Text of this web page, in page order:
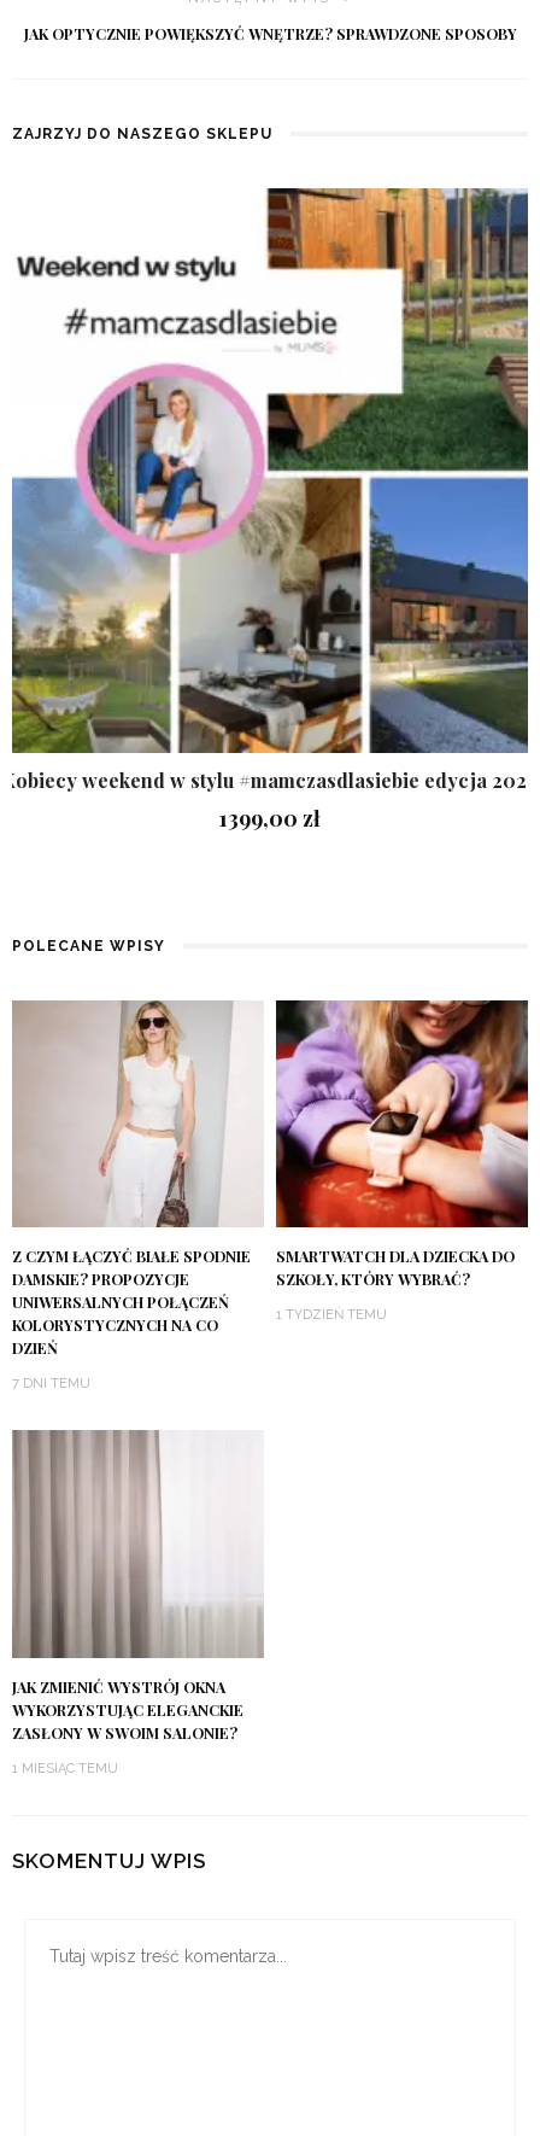
JAK OPTYCZNIE POWIĘKSZYĆ WNĘTRZE? SPRAWDZONE SPOSOBY
ZAJRZYJ DO NASZEGO SKLEPU
Kobiecy weekend w stylu #mamczasdlasiebie edycja 2026
1399,00 zł
POLECANE WPISY
Z CZYM ŁĄCZYĆ BIAŁE SPODNIE
DAMSKIE? PROPOZYCJE
UNIWERSALNYCH POŁĄCZEŃ
KOLORYSTYCZNYCH NA CO
DZIEŃ
7 DNI TEMU
SMARTWATCH DLA DZIECKA DO
SZKOŁY, KTÓRY WYBRAĆ?
1 TYDZIEŃ TEMU
JAK ZMIENIĆ WYSTRÓJ OKNA
WYKORZYSTUJĄC ELEGANCKIE
ZASŁONY W SWOIM SALONIE?
1 MIESIĄC TEMU
SKOMENTUJ WPIS